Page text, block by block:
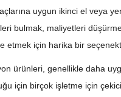
uygun ikinci el veya
bulmak, maliyetleri
etmek için harika bir
ürünleri, genellikle daha
için birçok işletme için